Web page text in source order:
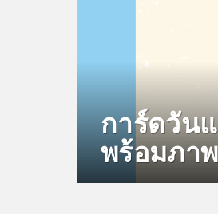
การ์ดวัน
พร้อมภา